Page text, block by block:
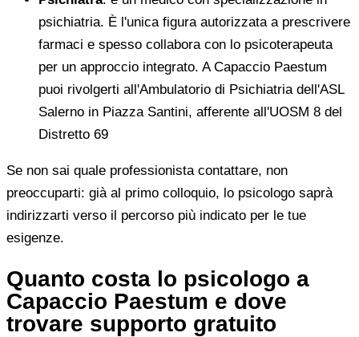
psichiatria. È l'unica figura autorizzata a prescrivere
farmaci e spesso collabora con lo psicoterapeuta
per un approccio integrato. A Capaccio Paestum
puoi rivolgerti all'Ambulatorio di Psichiatria dell'ASL
Salerno in Piazza Santini, afferente all'UOSM 8 del
Distretto 69
Se non sai quale professionista contattare, non
preoccuparti: già al primo colloquio, lo psicologo saprà
indirizzarti verso il percorso più indicato per le tue
esigenze.
Quanto costa lo psicologo a
Capaccio Paestum e dove
trovare supporto gratuito